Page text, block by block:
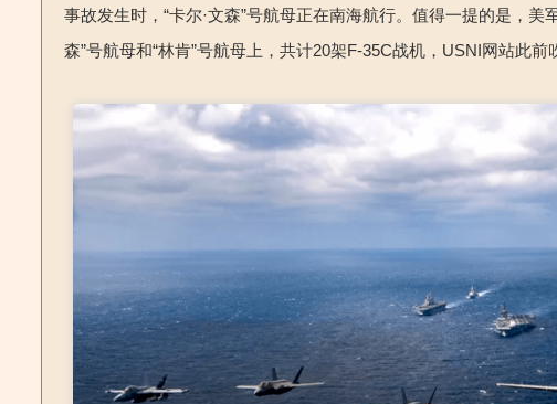
事故发生时，“卡尔·文森”号航母正在南海航行。值得一提的是，
森”号航母和“林肯”号航母上，共计20架F-35C战机，USNI网站此